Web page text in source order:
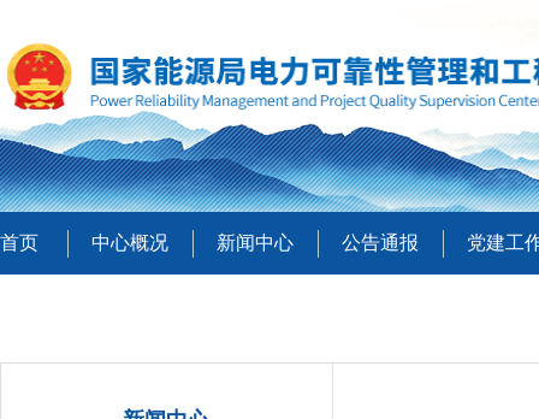
首页 中心概况 新闻中心 公告通报 党建工